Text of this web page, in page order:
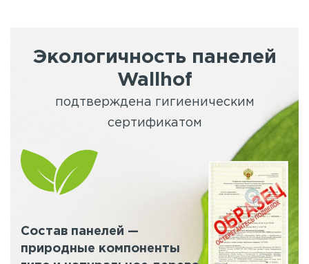
Экологичность панелей
Wallhof
подтверждена гигиеническим
сертификатом
Состав панелей —
природные компоненты